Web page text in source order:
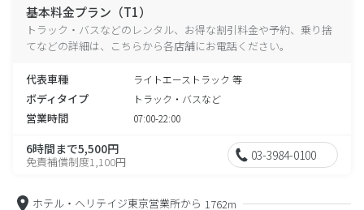
基本料金プラン（T1）
トラック・バスなどのレンタル、お得な割引料金や予約、乗り捨
てなどの詳細は、こちらから各店舗にお電話ください。
代表車種 ライトエーストラック 等
ボディタイプ トラック・バスなど
営業時間 07:00-22:00
6時間まで5,500円
免責補償制度1,100円 03-3984-0100
ホテル・ヘリテイジ東京営業所から 1762m